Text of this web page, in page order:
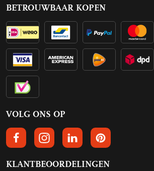
BETROUWBAAR KOPEN
VOLG ONS OP
VOLGS ONS OP FACEBOOK
VOLG ONS OP INSTAGRAM
VOLG ONS OPVOLG ONS OP
KLANTBEOORDELINGEN